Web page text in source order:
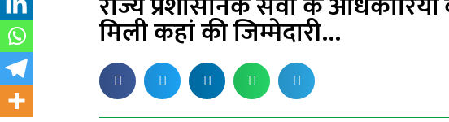
मिली कहां की जिम्मेदारी…